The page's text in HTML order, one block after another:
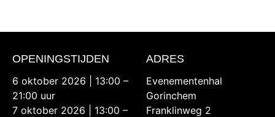
OPENINGSTIJDEN
6 oktober 2026 | 13:00 –
21:00 uur
7 oktober 2026 | 13:00 –
ADRES
Evenementenhal
Gorinchem
Franklinweg 2